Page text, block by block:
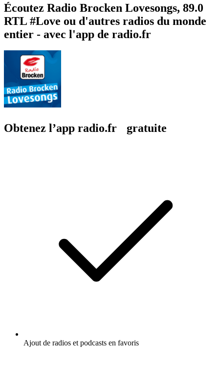
Écoutez Radio Brocken Lovesongs, 89.0
RTL #Love ou d'autres radios du monde
entier - avec l'app de radio.fr
Obtenez l’app radio.fr gratuite
Ajout de radios et podcasts en favoris